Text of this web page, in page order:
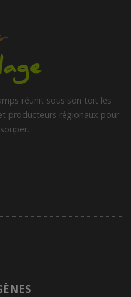
réunit sous son toit les
producteurs régionaux pour